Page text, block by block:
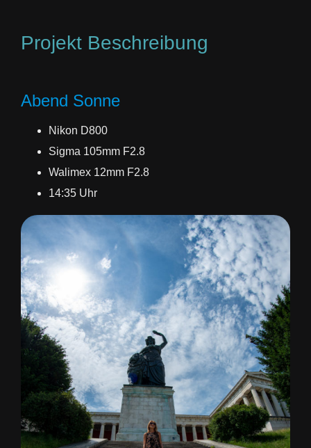
Projekt Beschreibung
Abend Sonne
Nikon D800
Sigma 105mm F2.8
Walimex 12mm F2.8
14:35 Uhr